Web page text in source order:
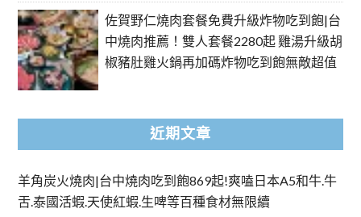
佐賀野仁燒肉套餐免費升級炸物吃到飽|台
中燒肉推薦！雙人套餐2280起 雞湯升級胡
椒豬肚雞火鍋再加碼炸物吃到飽無敵超值
近期文章
羊角炭火燒肉|台中燒肉吃到飽869起!爽嗑日本A5和牛.牛
舌.泰國活蝦.天使紅蝦.生啤等百種食材無限續